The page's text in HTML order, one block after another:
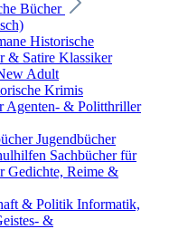
Bücher
Historische
& Satire Klassiker
Adult
Krimis
Agenten- & Politthriller
Jugendbücher
Sachbücher für
Gedichte, Reime &
& Politik Informatik,
&